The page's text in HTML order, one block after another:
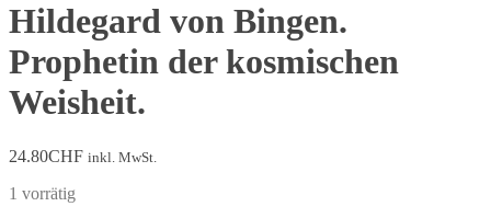
Hildegard von Bingen.
Prophetin der kosmischen
Weisheit.
24.80CHF inkl. MwSt.
1 vorrätig